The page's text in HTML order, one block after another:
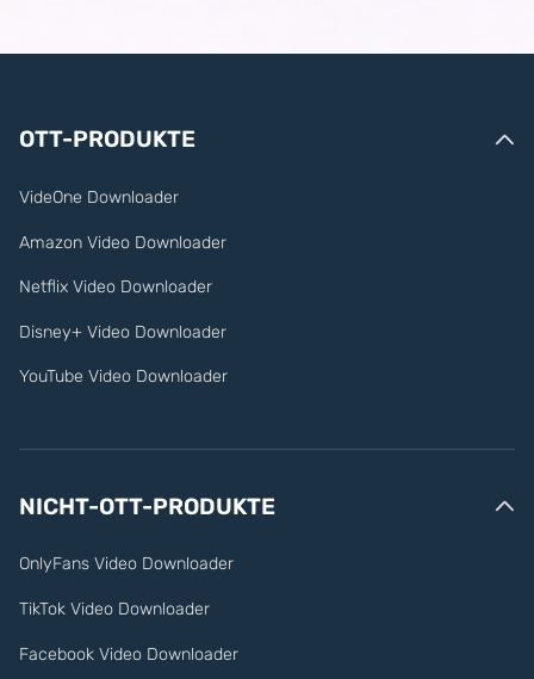
OTT-PRODUKTE
VideOne Downloader
Amazon Video Downloader
Netflix Video Downloader
Disney+ Video Downloader
YouTube Video Downloader
NICHT-OTT-PRODUKTE
OnlyFans Video Downloader
TikTok Video Downloader
Facebook Video Downloader